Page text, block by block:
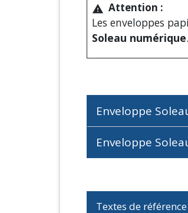
warning Attention :
Les enveloppes
Soleau numérique.
Enveloppe
Enveloppe
Textes de référence